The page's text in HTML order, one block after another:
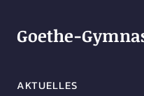
Goethe-
AKTUELLES